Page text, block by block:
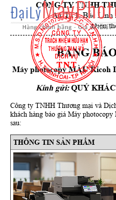
CÔNG TY TNHH
A1 TT1, Bắc Linh
Điện
BẢNG
Máy photocopy MÀU Ricoh
Kính gửi:QUÝ
Công ty TNHH Thương mại và
khách hàng báo giá Máy
sau:
THÔNG TIN SẢN PHẨM